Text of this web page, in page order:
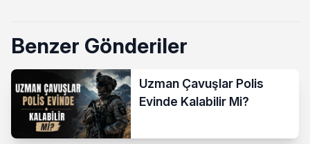
Benzer Gönderiler
Uzman Çavuşlar Polis
Evinde Kalabilir Mi?